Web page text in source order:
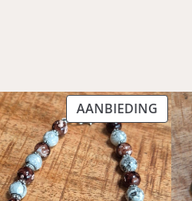
e
a
a
n
t
AANBIEDING
IN
DE